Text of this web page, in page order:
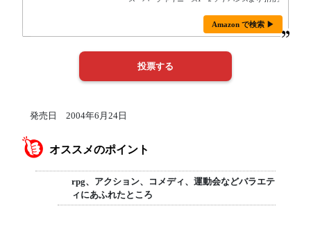
Amazon で検索 ▶
発売日 2004年6月24日
オススメのポイント
rpg、アクション、コメディ、運動会などバラエテ
ィにあふれたところ